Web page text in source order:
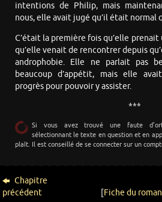
intentions de Philip, mais
nous, elle avait jugé qu’il était normal
C’était la première fois qu’elle prenait
qu’elle venait de rencontrer depuis
androphobie. Elle ne parlait pas
beaucoup d’appétit, mais elle
progrès pour pouvoir y assister.
***
Si vous avez trouvé une faute
sélectionnant le texte en question et en
plaît. Il est conseillé de se connecter sur un
Chapitre
précédent
[Fiche du roman